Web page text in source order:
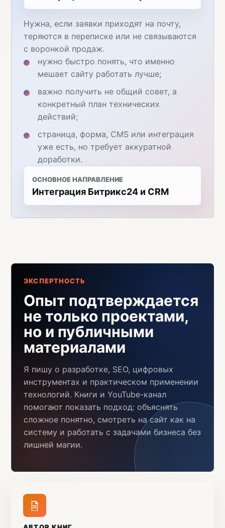
Нужна, если заявки приходят на почту,
теряются в переписке или не связываются
с воронкой продаж.
нужно быстро понять, что именно
мешает сайту работать лучше;
важно получить не общий совет, а
конкретный план технических
действий;
страница, форма, CMS или интеграция
уже есть, но требует аккуратной
доработки.
ОСНОВНОЕ НАПРАВЛЕНИЕ
Интеграция Битрикс24 и CRM
ЭКСПЕРТНОСТЬ
Опыт подтверждается
не только проектами,
но и публичными
материалами
Я пишу о разработке, SEO, цифровых
инструментах и практическом применении
технологий. Книги и YouTube-канал
помогают показать подход: объяснять
сложное понятно, смотреть на сайт как на
систему и работать с задачами бизнеса без
лишней магии.